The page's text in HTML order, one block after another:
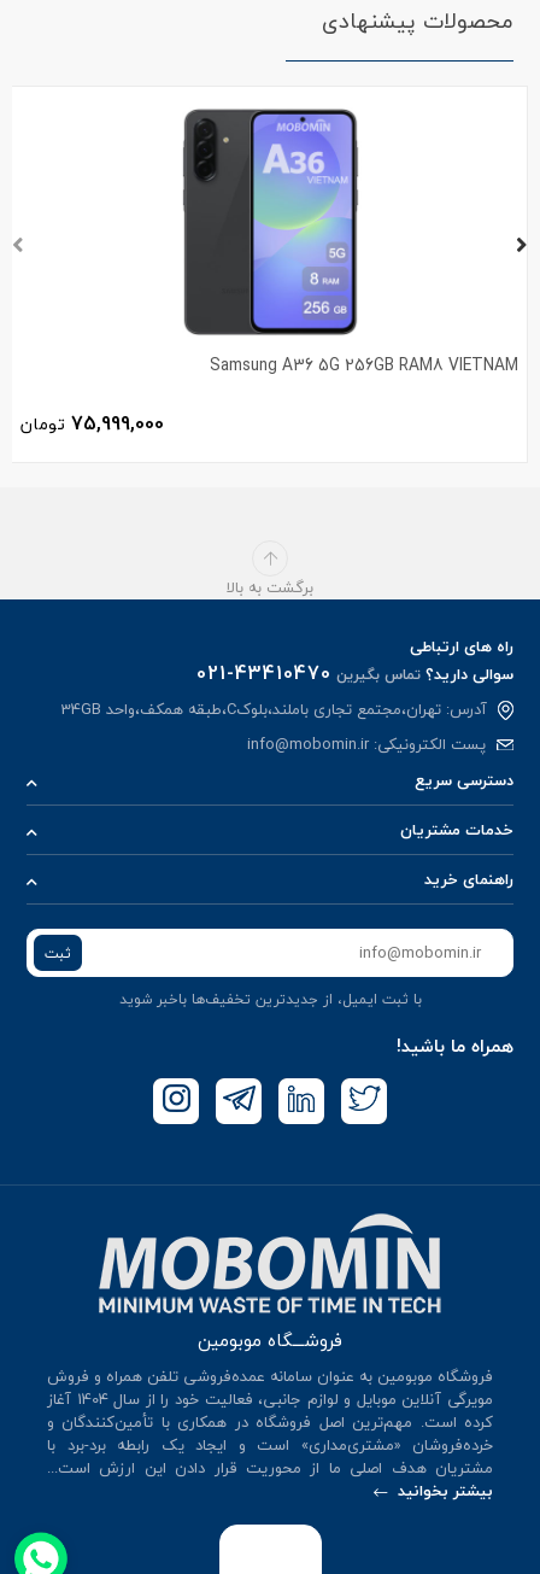
محصولات پیشنهادی
Samsung A36 5G 256GB RAM8 VIETNAM
75,999,000 تومان
برگشت به بالا
راه های ارتباطی
سوالی دارید؟تماس بگیرین 021-43410470
آدرس: تهران،مجتمع تجاری باملند،بلوکC،طبقه همکف،واحد 34GB
پست الکترونیکی:info@mobomin.ir
دسترسی سریع
خدمات مشتریان
راهنمای خرید
ثبت
با ثبت ایمیل، از جدید‌ترین تخفیف‌ها با‌خبر شوید
همراه ما باشید!
فروشـــگاه موبومین
فروشگاه موبومین به عنوان سامانه عمده‌فروشی تلفن همراه و فروش
مویرگی آنلاین موبایل و لوازم جانبی، فعالیت خود را از سال 140۴ آغاز
کرده است. مهم‌ترین اصل فروشگاه در همکاری با تأمین‌کنندگان و
خرده‌فروشان «مشتری‌مداری» است و ایجاد یک رابطه برد-برد با
مشتریان هدف اصلی ما از محوریت قرار دادن این ارزش است...
بیشتر بخوانید